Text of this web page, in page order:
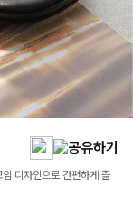
디자인으로 간편하게 즐